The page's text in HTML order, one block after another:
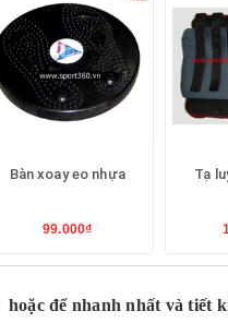
Bàn xoay eo nhựa
99.000₫
Tạ
hoặc để nhanh nhất và tiết